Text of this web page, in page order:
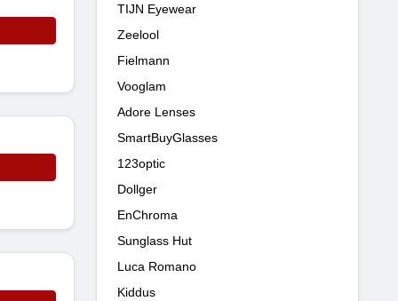
TIJN Eyewear
Zeelool
Fielmann
Vooglam
Adore Lenses
SmartBuyGlasses
123optic
Dollger
EnChroma
Sunglass Hut
Luca Romano
Kiddus